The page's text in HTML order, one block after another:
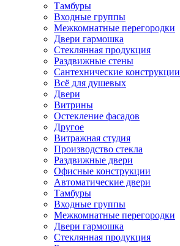
Тамбуры
Входные группы
Межкомнатные перегородки
Двери гармошка
Стеклянная продукция
Раздвижные стены
Сантехнические конструкции
Всё для душевых
Двери
Витрины
Остекление фасадов
Другое
Витражная студия
Производство стекла
Раздвижные двери
Офисные конструкции
Автоматические двери
Тамбуры
Входные группы
Межкомнатные перегородки
Двери гармошка
Стеклянная продукция